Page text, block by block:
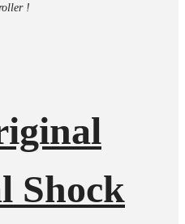
!
Shock